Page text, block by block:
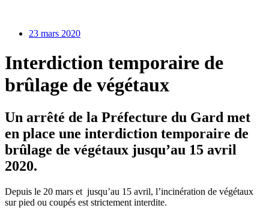
23 mars 2020
Interdiction temporaire de
brûlage de végétaux
Un arrêté de la Préfecture du Gard met
en place une interdiction temporaire de
brûlage de végétaux jusqu’au 15 avril
2020.
Depuis le 20 mars et jusqu’au 15 avril, l’incinération de végétaux
sur pied ou coupés est strictement interdite.